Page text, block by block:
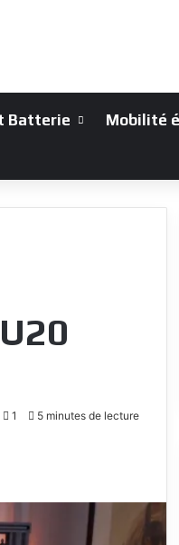
Batterie Mobilité
1 5 minutes de lecture